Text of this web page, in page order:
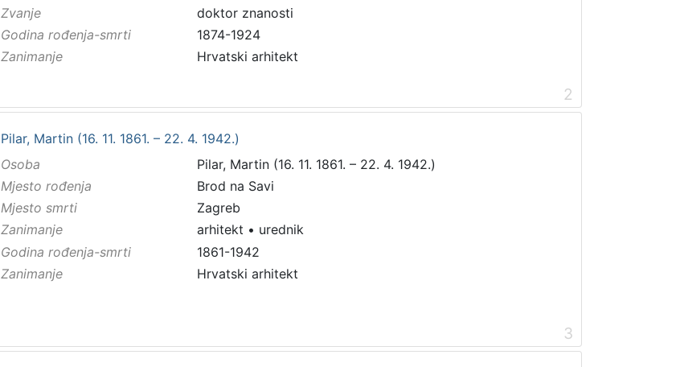
Zvanje
doktor znanosti
Godina rođenja-smrti
1874-1924
Zanimanje
Hrvatski arhitekt
2
Pilar, Martin (16. 11. 1861. – 22. 4. 1942.)
Osoba
Pilar, Martin (16. 11. 1861. – 22. 4. 1942.)
Mjesto rođenja
Brod na Savi
Mjesto smrti
Zagreb
Zanimanje
arhitekt • urednik
Godina rođenja-smrti
1861-1942
Zanimanje
Hrvatski arhitekt
3